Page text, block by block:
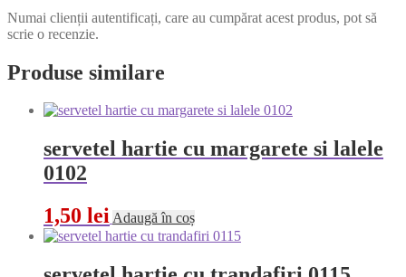
Numai clienții autentificați, care au cumpărat acest produs, pot să
scrie o recenzie.
Produse similare
servetel hartie cu margarete si lalele
0102
1,50 lei Adaugă în coș